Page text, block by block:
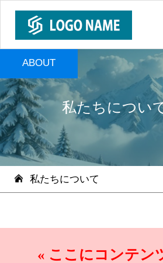
ABOUT
私たちについ
私たちについて
« ここにコンテン